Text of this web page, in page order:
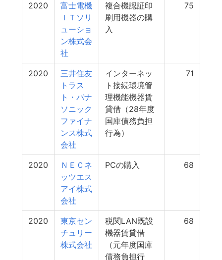
2020
富士電機
ＩＴソリ
ューショ
ン株式会
社
複合機認証印
刷用機器の購
入
75
2020
三井住友
トラス
ト・パナ
ソニック
ファイナ
ンス株式
会社
インターネッ
ト接続環境管
理機能機器賃
貸借（28年度
国庫債務負担
行為）
71
2020
ＮＥＣネ
ッツエス
アイ株式
会社
PCの購入 68
2020
東京セン
チュリー
株式会社
税関LAN既設
機器賃貸借
（元年度国庫
債務負担行
68